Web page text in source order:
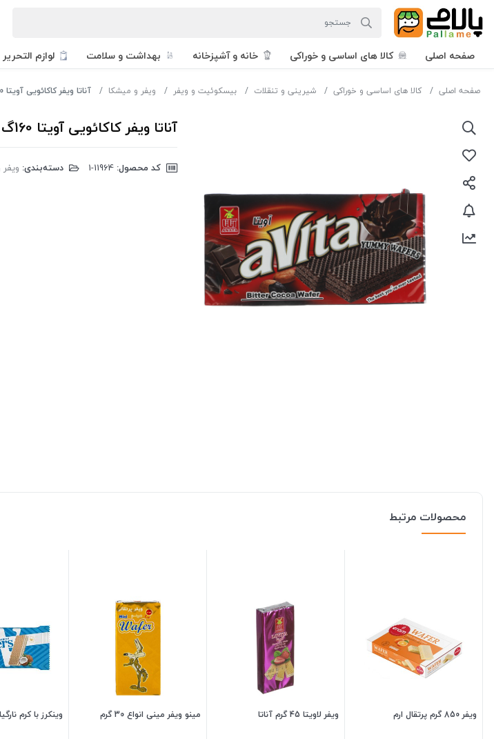
صفحه اصلی کالا های اساسی و خوراکی خانه و آشپزخانه بهداشت و سلامت لوازم التحریر
صفحه اصلی کالا های اساسی و خوراکی شیرینی و تنقلات بیسکوئیت و ویفر ویفر و میشکا آناتا ویفر کاکائویی آویتا 160گ
آناتا ویفر کاکائویی آویتا 160گ
کد محصول: دسته‌بندی:
محصولات مرتبط
ویفر 850 گرم پرتقال ارم ویفر لاویتا 45 گرم آناتا مینو ویفر مینی انواع 30 گرم وینکرز با کرم نارگیلی